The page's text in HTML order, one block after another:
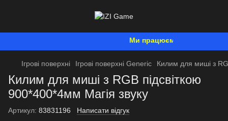
Ми працюємо. Все буде
Ігрові поверхні Ігрові поверхні Generic Килим для миші з
Килим для миші з RGB підсвіткою
900*400*4мм Магія звуку
Артикул: 83831196 Написати відгук